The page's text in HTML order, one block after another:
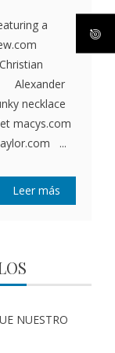
a
Alexander
necklace
macys.com
...
Leer más
NUESTRO